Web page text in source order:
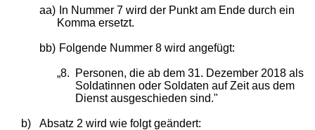
aa)
In Nummer 7 wird der Punkt am Ende durch ein
Komma ersetzt.
bb) Folgende Nummer 8 wird angefügt:
„8.
Personen, die ab dem 31. Dezember 2018 als
Soldatinnen oder Soldaten auf Zeit aus dem
Dienst ausgeschieden sind."
b) Absatz 2 wird wie folgt geändert: